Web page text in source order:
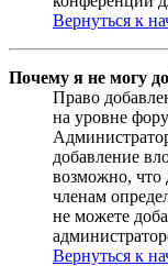
Вернуться к
Почему я не могу
Право
на уровне
добавление
возможно, что
членам
не можете
Вернуться к